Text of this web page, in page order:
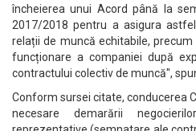
încheierea unui Acord până la
2017/2018 pentru a asigura
relații de muncă echitabile,
funcționare a companiei după
contractului colectiv de muncă",
Conform sursei citate, conducerea
necesare demarării